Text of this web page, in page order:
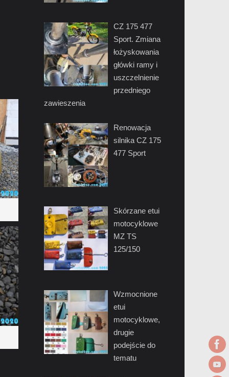
CZ 175 477
Sport. Zmiana
łożyskowania
główki ramy i
uszczelnienie
przedniego
zawieszenia
Renowacja
silnika CZ 175
477 Sport
Skórzane etui
motocyklowe
MZ TS
125/150
Wzmocnione
etui
motocyklowe,
drugie
podejście do
tematu